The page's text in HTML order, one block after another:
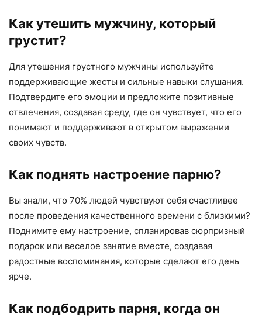
Как утешить мужчину, который
грустит?
Для утешения грустного мужчины используйте
поддерживающие жесты и сильные навыки слушания.
Подтвердите его эмоции и предложите позитивные
отвлечения, создавая среду, где он чувствует, что его
понимают и поддерживают в открытом выражении
своих чувств.
Как поднять настроение парню?
Вы знали, что 70% людей чувствуют себя счастливее
после проведения качественного времени с близкими?
Поднимите ему настроение, спланировав сюрпризный
подарок или веселое занятие вместе, создавая
радостные воспоминания, которые сделают его день
ярче.
Как подбодрить парня, когда он